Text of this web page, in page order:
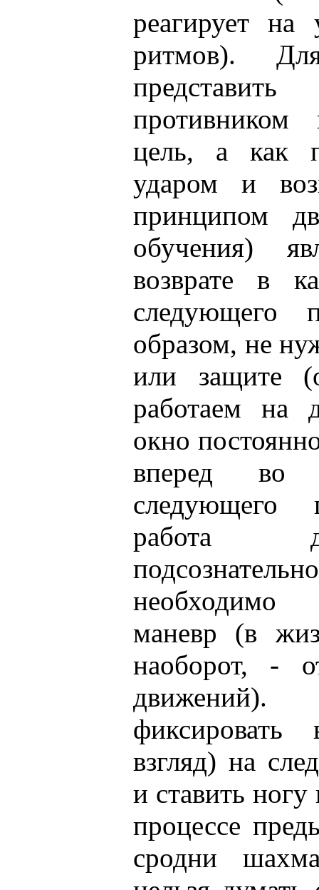
реагирует
ритмов).
цель, а как
ударом и
принципом
обучения)
возврате в
следующего
образом, не
или защите
работаем на
окно
вперед во
следующего
работа
необходимо
маневр (в
наоборот, -
взгляд) на
и ставить
процессе
сродни